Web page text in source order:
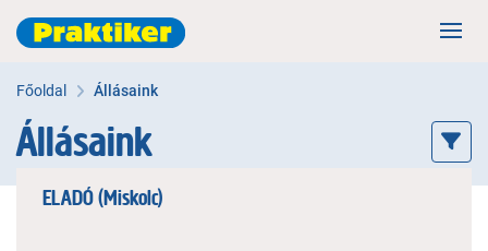
Főoldal Állásaink
Állásaink
ELADÓ (Miskolc)